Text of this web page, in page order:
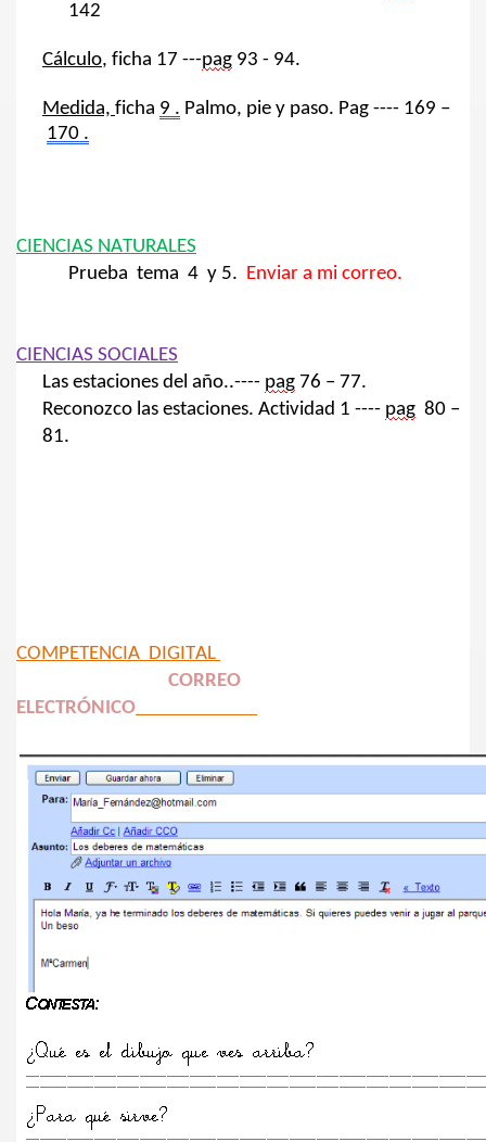
142
Cálculo, ficha 17 ---pag 93 - 94.
Medida, ficha 9 . Palmo, pie y paso. Pag ---- 169 –
170 .
CIENCIAS NATURALES
Prueba tema 4 y 5. Enviar a mi correo.
CIENCIAS SOCIALES
Las estaciones del año..---- pag 76 – 77.
Reconozco las estaciones. Actividad 1 ---- pag 80 –
81.
COMPETENCIA DIGITAL
CORREO
ELECTRÓNICO